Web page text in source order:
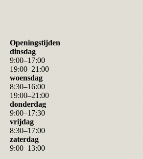
Openingstijden
dinsdag
9:00–17:00
19:00–21 :00
woensdag
8:30–16:00
19:00–21 :00
donderdag
9:00–17:30
vrijdag
8:30–17:00
zaterdag
9:00–13:00